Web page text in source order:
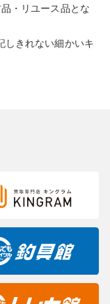
・リユース品とな
しきれない細かいキ
掲載しています。
す。色調などご不
せください。